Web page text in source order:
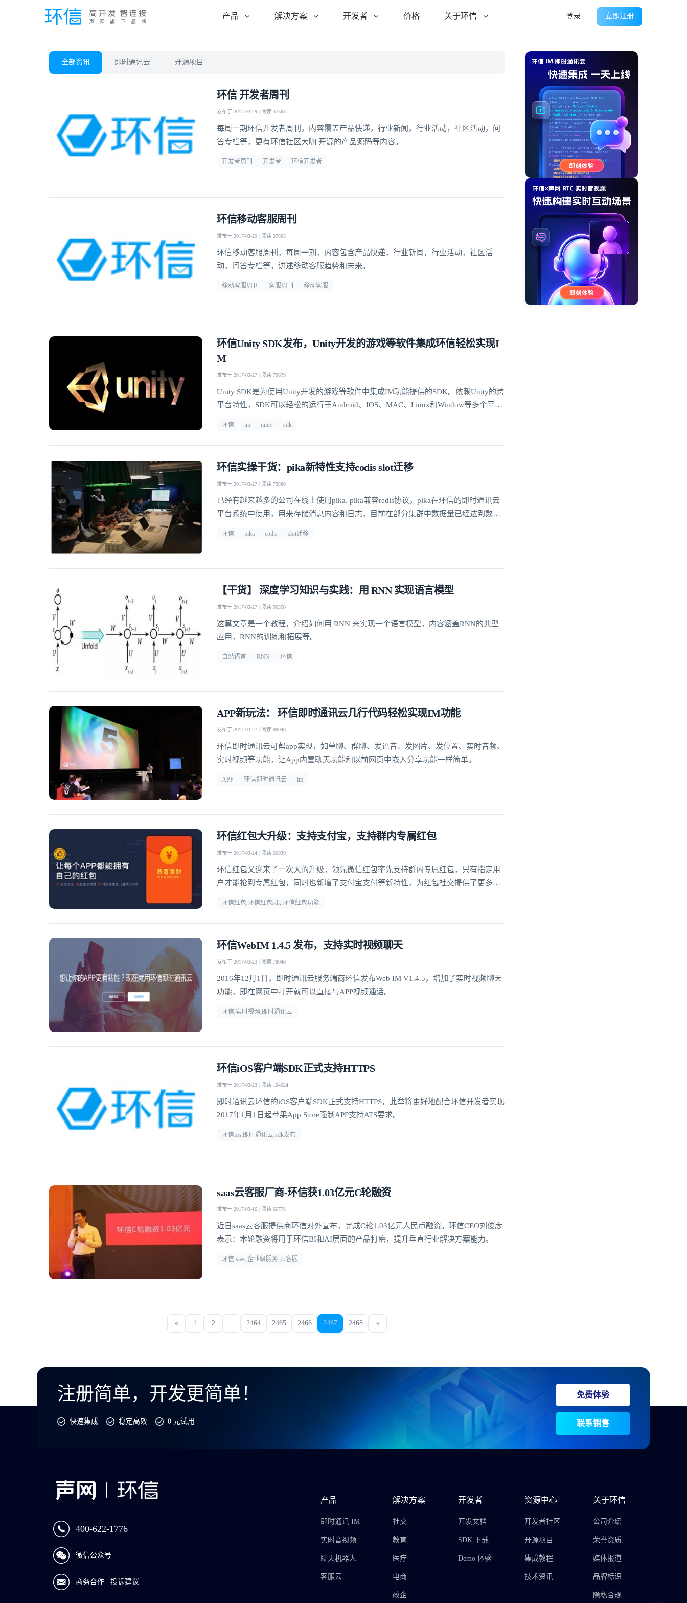
产品 解决方案 开发者 价格 关于环信 登录 立即注册
全部资讯 即时通讯云 开源项目
环信 开发者周刊
发布于 2017-03-29 | 阅读 37568
每周一期环信开发者周刊，内容覆盖产品快递，行业新闻，行业活动，社区活动，问
答专栏等，更有环信社区大咖 开源的产品源码等内容。
开发者周刊 开发者 环信开发者
环信移动客服周刊
发布于 2017-03-29 | 阅读 37605
环信移动客服周刊，每周一期，内容包含产品快递，行业新闻，行业活动，社区活
动，问答专栏等。讲述移动客服趋势和未来。
移动客服周刊 客服周刊 移动客服
环信Unity SDK发布，Unity开发的游戏等软件集成环信轻松实现I
M
发布于 2017-03-27 | 阅读 70679
Unity SDK是为使用Unity开发的游戏等软件中集成IM功能提供的SDK。依赖Unity的跨
平台特性，SDK可以轻松的运行于Android、IOS、MAC、Linux和Window等多个平台
环信 im unity sdk
环信实操干货：pika新特性支持codis slot迁移
发布于 2017-03-27 | 阅读 73880
已经有越来越多的公司在线上使用pika. pika兼容redis协议，pika在环信的即时通讯云
平台系统中使用，用来存储消息内容和日志，目前在部分集群中数据量已经达到数
环信 pika codis slot迁移
【干货】 深度学习知识与实践：用 RNN 实现语言模型
发布于 2017-03-27 | 阅读 90350
这篇文章是一个教程，介绍如何用 RNN 来实现一个语言模型，内容涵盖RNN的典型
应用，RNN的训练和拓展等。
自然语言 RNN 环信
APP新玩法： 环信即时通讯云几行代码轻松实现IM功能
发布于 2017-03-27 | 阅读 86048
环信即时通讯云可帮app实现，如单聊、群聊、发语音、发图片、发位置、实时音频、
实时视频等功能，让App内置聊天功能和以前网页中嵌入分享功能一样简单。
APP 环信即时通讯云 im
环信红包大升级：支持支付宝，支持群内专属红包
发布于 2017-03-24 | 阅读 66939
环信红包又迎来了一次大的升级，领先微信红包率先支持群内专属红包，只有指定用
户才能抢到专属红包，同时也新增了支付宝支付等新特性，为红包社交提供了更多的
环信红包,环信红包sdk,环信红包功能
环信WebIM 1.4.5 发布，支持实时视频聊天
发布于 2017-03-23 | 阅读 78046
2016年12月1日，即时通讯云服务端商环信发布Web IM V1.4.5，增加了实时视频聊天
功能，即在网页中打开就可以直接与APP视频通话。
环信,实时视频,即时通讯云
环信iOS客户端SDK正式支持HTTPS
发布于 2017-03-23 | 阅读 104024
即时通讯云环信的iOS客户端SDK正式支持HTTPS，此举将更好地配合环信开发者实现
2017年1月1日起苹果App Store强制APP支持ATS要求。
环信ios,即时通讯云,sdk发布
saas云客服厂商-环信获1.03亿元C轮融资
发布于 2017-03-16 | 阅读 66778
近日saas云客服提供商环信对外宣布，完成C轮1.03亿元人民币融资。环信CEO刘俊彦
表示：本轮融资将用于环信BI和AI层面的产品打磨，提升垂直行业解决方案能力。
环信,saas,企业级服务,云客服
« 1 2 2464 2465 2466 2467 2468 »
注册简单，开发更简单！
快速集成 稳定高效 0 元试用
免费体验
联系销售
400-622-1776
微信公众号
商务合作 投诉建议
产品
即时通讯 IM
实时音视频
聊天机器人
客服云
解决方案
社交
教育
医疗
电商
政企
开发者
开发文档
SDK 下载
Demo 体验
资源中心
开发者社区
开源项目
集成教程
技术资讯
关于环信
公司介绍
荣誉资质
媒体报道
品牌标识
隐私合规
我已阅读并同意
提交
不了，谢谢
登录即时通讯云